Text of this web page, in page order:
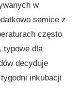
w
samice z
często
typowe dla
decyduje
inkubacji